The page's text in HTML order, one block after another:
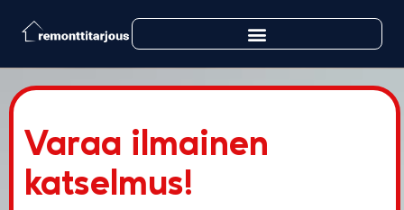
Varaa ilmainen
katselmus!